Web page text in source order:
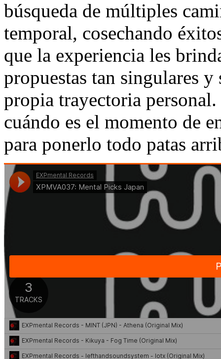
búsqueda de múltiples
temporal, cosechando
que la experiencia les
propuestas tan singulares
propia trayectoria
cuándo es el momento de
para ponerlo todo patas